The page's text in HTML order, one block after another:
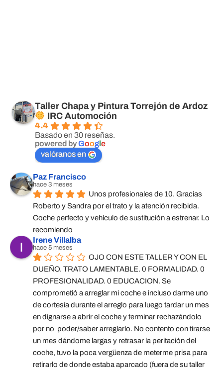
Taller Chapa y Pintura Torrejón de Ardoz
IRC Automoción
4.4
Basado en 30 reseñas.
powered byGoogle
valóranos en
Paz Francisco
hace 3 meses
Unos profesionales de 10. Gracias
Roberto y Sandra por el trato y la atención recibida.
Coche perfecto y vehículo de sustitución a estrenar. Lo
recomiendo
Irene Villalba
hace 5 meses
OJO CON ESTE TALLER Y CON EL
DUEÑO. TRATO LAMENTABLE. 0 FORMALIDAD. 0
PROFESIONALIDAD. 0 EDUCACION. Se
comprometió a arreglar mi coche e incluso darme uno
de cortesía durante el arreglo para luego tardar un mes
en dignarse a abrir el coche y terminar rechazándolo
por no  poder/saber arreglarlo. No contento con tirarse
un mes dándome largas y retrasar la peritación del
coche, tuvo la poca vergüenza de meterme prisa para
retirarlo de donde estaba aparcado (fuera de su taller